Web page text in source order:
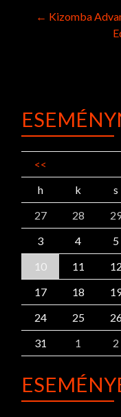
Post
← Kizomba
<<
h
k s
27
28
3
4 5
10
11 12
17
18
24
25
31
1 2